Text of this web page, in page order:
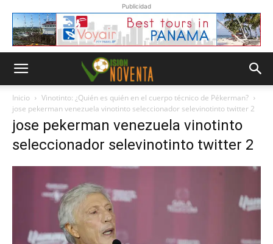
Publicidad
Inicio
Vinotinto: ¿Quién es quién en el cuerpo técnico de Pékerman?
jose pekerman venezuela vinotinto seleccionador selevinotinto twitter 2
jose pekerman venezuela vinotinto
seleccionador selevinotinto twitter 2